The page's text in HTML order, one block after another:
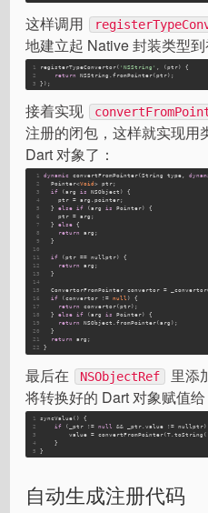
这样调用
地建立起 Native 封装类型
1
2
3
registerTypeConvertor( 'NSString'
, (ptr) {
return
NSString.fromPointer(ptr);
});
接着实现
注册的闭包，这样就实现用
Dart 对象了：
1
2
3
4
5
6
7
8
9
10
11
12
13
14
15
16
17
18
19
20
21
22
dynamic convertFromPointer(String type,
  Pointer<
Void> ptr;
if
(arg is
NSObject) {
    ptr = arg.pointer;
  }
else if (arg is
Pointer) {
    ptr = arg;
  }
else {
return
arg;
  }
if
(ptr == nullptr) {
return
arg;
  }
ConvertorFromPointer convertor =
if
(convertor != null ) {
return
convertor(ptr);
  }
else if (arg is
Pointer) {
return
NSObject.fromPointer(arg);
  }
return
arg;
}
最后在 NSObjectRef 里添
将转换好的 Dart 对象赋值给
1
2
3
4
5
syncValue() {
if
(_ptr != null
&& _ptr.value !=
value =
    }
}
自动生成注册代码